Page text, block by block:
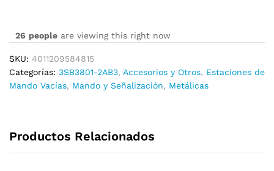
26 people are viewing this right now
SKU: 4011209584815
Categorías: 3SB3801-2AB3, Accesorios y Otros, Estaciones de
Mando Vacías, Mando y Señalización, Metálicas
Productos Relacionados